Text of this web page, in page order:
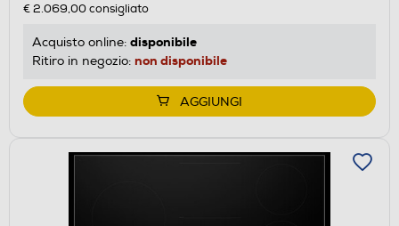
€ 2.069,00consigliato
Acquisto online: disponibile
Ritiro in negozio: non disponibile
AGGIUNGI